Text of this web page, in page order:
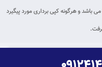
و هرگونه کپی برداری مورد پیگیرد